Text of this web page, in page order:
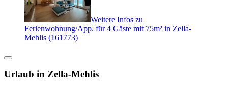
Weitere Infos zu
Ferienwohnung/App. für 4 Gäste mit 75m² in Zella-
Mehlis (161773)
Urlaub in Zella-Mehlis